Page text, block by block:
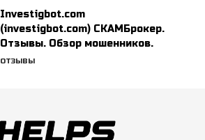
Investigbot.com
(investigbot.com) СКАМБрокер.
Отзывы. Обзор мошенников.
ОТЗЫВЫ